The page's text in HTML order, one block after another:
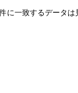
に一致するデータ